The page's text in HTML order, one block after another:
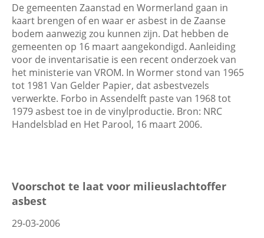
De gemeenten Zaanstad en Wormerland gaan in
kaart brengen of en waar er asbest in de Zaanse
bodem aanwezig zou kunnen zijn. Dat hebben de
gemeenten op 16 maart aangekondigd. Aanleiding
voor de inventarisatie is een recent onderzoek van
het ministerie van VROM. In Wormer stond van 1965
tot 1981 Van Gelder Papier, dat asbestvezels
verwerkte. Forbo in Assendelft paste van 1968 tot
1979 asbest toe in de vinylproductie. Bron: NRC
Handelsblad en Het Parool, 16 maart 2006.
Voorschot te laat voor milieuslachtoffer
asbest
29-03-2006